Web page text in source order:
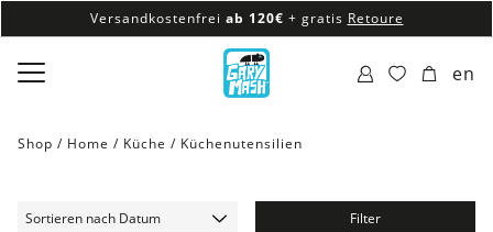
Versandkostenfrei ab 120€ + gratis Retoure
100% veganes & fair produziertes Sortiment
Versandkostenfrei ab 120€
en
Shop / Home / Küche / Küchenutensilien
Filter